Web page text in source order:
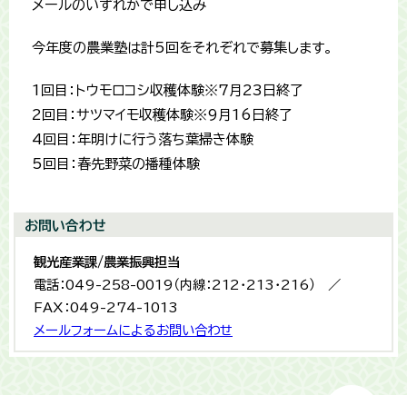
メールのいずれかで申し込み
今年度の農業塾は計5回をそれぞれで募集します。
1回目：トウモロコシ収穫体験※7月23日終了
2回目：サツマイモ収穫体験※9月16日終了
4回目：年明けに行う落ち葉掃き体験
5回目：春先野菜の播種体験
お問い合わせ
観光産業課/農業振興担当
電話：049-258-0019（内線：212・213・216） ／
FAX：049-274-1013
メールフォームによるお問い合わせ